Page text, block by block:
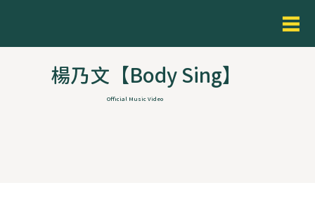
楊乃文【Body Sing】
Official Music Video